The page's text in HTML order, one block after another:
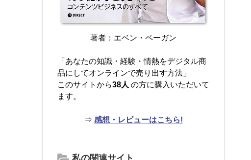
著者：エベン・ペーガン
「あなたの知識・経験・情熱をデジタル商
品にしてオンラインで売り出す方法」
このサイトから38人 の方に購入いただいて
ます。
⇒ 感想・レビューはこちら!